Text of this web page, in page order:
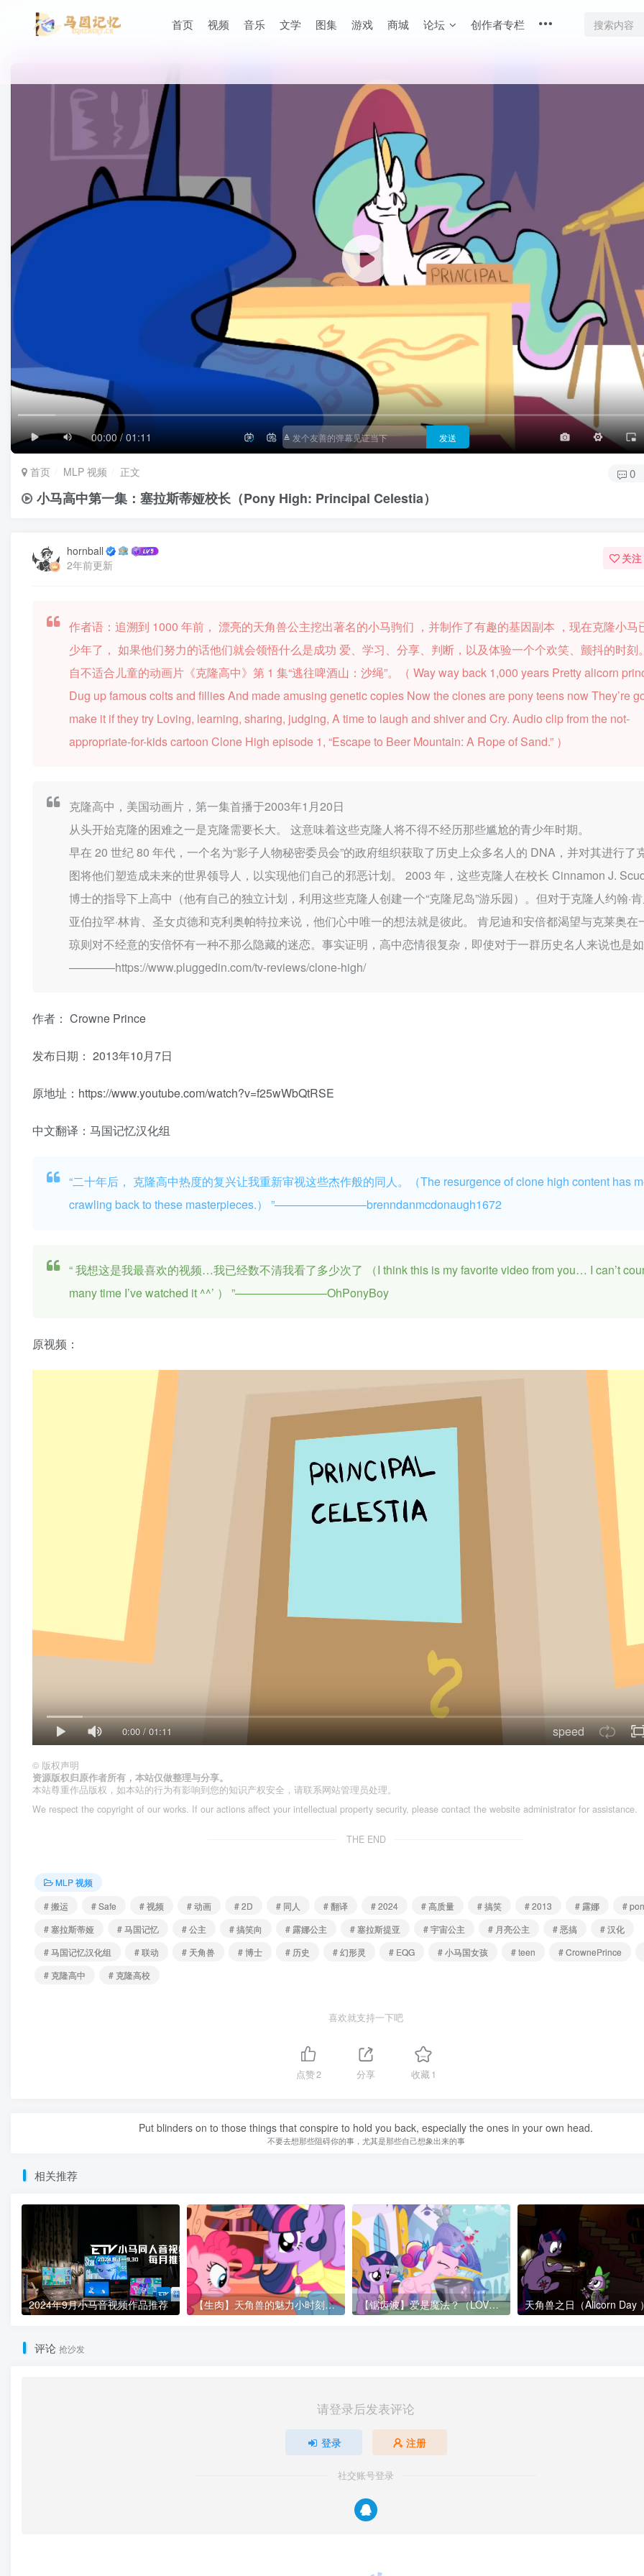
首页 视频 音乐 文学 图集 游戏 商城 论坛 创作者专栏
00:00 / 01:11
滚动顶部
底部
100%
1/4 半屏 3/4 满屏
3/4
极慢 适中
滚动顶部底部
发送
首页 MLP 视频 正文 0
小马高中第一集：塞拉斯蒂娅校长（Pony High: Principal Celestia）
hornball
2年前更新
关注
作者语：追溯到 1000 年前， 漂亮的天角兽公主挖出著名的小马驹们 ，并制作了有趣的基因副本 ，现在克隆小马
少年了， 如果他们努力的话他们就会领悟什么是成功 爱、学习、分享、判断，以及体验一个个欢笑、颤抖的时刻
自不适合儿童的动画片《克隆高中》第 1 集“逃往啤酒山：沙绳”。（Way way back 1,000 years Pretty alicorn
Dug up famous colts and fillies And made amusing genetic copies Now the clones are pony teens now They’re
make it if they try Loving, learning, sharing, judging, A time to laugh and shiver and Cry. Audio clip from the not-
appropriate-for-kids cartoon Clone High episode 1, “Escape to Beer Mountain: A Rope of Sand.” ）
克隆高中，美国动画片，第一集首播于2003年1月20日
从头开始克隆的困难之一是克隆需要长大。 这意味着这些克隆人将不得不经历那些尴尬的青少年时期。
早在 20 世纪 80 年代，一个名为“影子人物秘密委员会”的政府组织获取了历史上众多名人的 DNA，并对其进行了
图将他们塑造成未来的世界领导人，以实现他们自己的邪恶计划。 2003 年，这些克隆人在校长 Cinnamon J.
博士的指导下上高中（他有自己的独立计划，利用这些克隆人创建一个“克隆尼岛”游乐园）。但对于克隆人约翰·
亚伯拉罕·林肯、圣女贞德和克利奥帕特拉来说，他们心中唯一的想法就是彼此。 肯尼迪和安倍都渴望与克莱奥在
琼则对不经意的安倍怀有一种不那么隐藏的迷恋。事实证明，高中恋情很复杂，即使对于一群历史名人来说也是
————https://www.pluggedin.com/tv-reviews/clone-high/
作者： Crowne Prince
发布日期： 2013年10月7日
原地址：https://www.youtube.com/watch?v=f25wWbQtRSE
中文翻译：马国记忆汉化组
“二十年后， 克隆高中热度的复兴让我重新审视这些杰作般的同人。（The resurgence of clone high content has
crawling back to these masterpieces.）”————————brenndanmcdonaugh1672
“我想这是我最喜欢的视频…我已经数不清我看了多少次了 （I think this is my favorite video from you… I can’t
many time I’ve watched it ^^’ ）”————————OhPonyBoy
原视频：
0:00/01:11 speed
© 版权声明
资源版权归原作者所有，本站仅做整理与分享。
本站尊重作品版权，如本站的行为有影响到您的知识产权安全，请联系网站管理员处理。
We respect the copyright of our works. If our actions affect your intellectual property security, please contact the website administrator for assistance.
THE END
MLP 视频
# 搬运
# Safe # 视频 # 动画 # 2D # 同人 # 翻译 # 2024 # 高质量 # 搞笑 # 2013 # 露娜
#
# 塞拉斯蒂娅
# 马国记忆 # 公主 # 搞笑向 # 露娜公主 # 塞拉斯提亚 # 宇宙公主 # 月亮公主 # 恶搞
# 汉化
# 马国记忆汉化组
# 联动 # 天角兽 # 博士 # 历史 # 幻形灵 # EQG # 小马国女孩 # teen
# CrownePrince
# 克隆高中
# 克隆高校
喜欢就支持一下吧
点赞2 分享 收藏1
Put blinders on to those things that conspire to hold you back, especially the ones in your own head.
不要去想那些阻碍你的事，尤其是那些自己想象出来的事
相关推荐
2024年9月小马音视频作品推荐 【生肉】天角兽的魅力小时刻（Special Little Alicorn Moment） 【锯齿波】爱是魔法？（LOVE is Magic） 天角兽之日（Alicorn Day
评论 抢沙发
请登录后发表评论
登录 注册
社交账号登录